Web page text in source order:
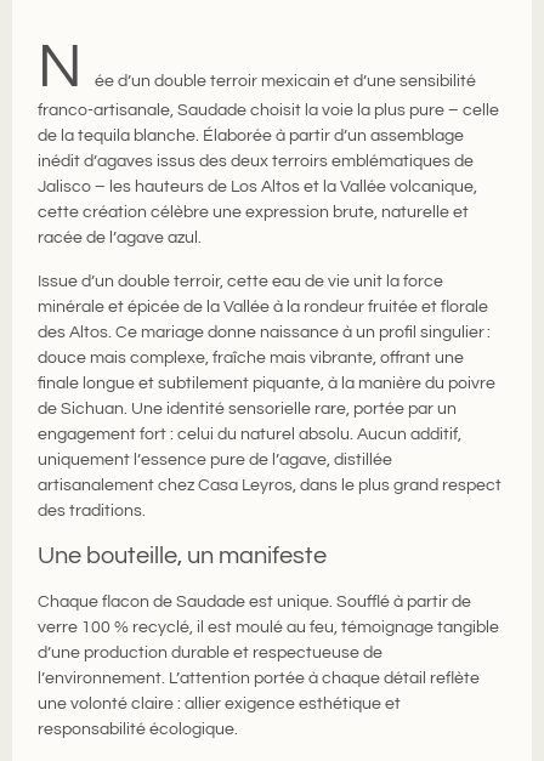
N
ée d’un double terroir mexicain et d’une sensibilité
franco-artisanale, Saudade choisit la voie la plus pure – celle
de la tequila blanche. Élaborée à partir d’un assemblage
inédit d’agaves issus des deux terroirs emblématiques de
Jalisco – les hauteurs de Los Altos et la Vallée volcanique,
cette création célèbre une expression brute, naturelle et
racée de l’agave azul.
Issue d’un double terroir, cette eau de vie unit la force
minérale et épicée de la Vallée à la rondeur fruitée et florale
des Altos. Ce mariage donne naissance à un profil singulier :
douce mais complexe, fraîche mais vibrante, offrant une
finale longue et subtilement piquante, à la manière du poivre
de Sichuan. Une identité sensorielle rare, portée par un
engagement fort : celui du naturel absolu. Aucun additif,
uniquement l’essence pure de l’agave, distillée
artisanalement chez Casa Leyros, dans le plus grand respect
des traditions.
Une bouteille, un manifeste
Chaque flacon de Saudade est unique. Soufflé à partir de
verre 100 % recyclé, il est moulé au feu, témoignage tangible
d’une production durable et respectueuse de
l’environnement. L’attention portée à chaque détail reflète
une volonté claire : allier exigence esthétique et
responsabilité écologique.